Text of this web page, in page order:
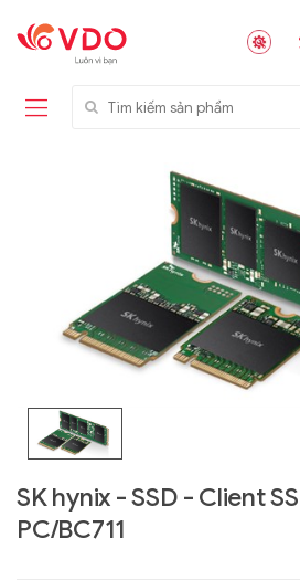
Tìm kiếm sản phẩm
SK hynix - SSD - Client
PC/BC711
64GB - 15.36TB